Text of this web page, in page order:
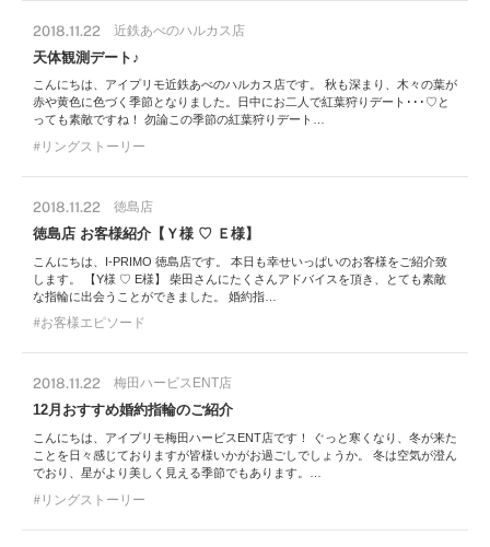
2018.11.22 近鉄あべのハルカス店
天体観測デート♪
こんにちは、アイプリモ近鉄あべのハルカス店です。 秋も深まり、木々の葉が
赤や黄色に色づく季節となりました。日中にお二人で紅葉狩りデート･･･♡と
っても素敵ですね！ 勿論この季節の紅葉狩りデート…
リングストーリー
2018.11.22 徳島店
徳島店 お客様紹介【Ｙ様 ♡ Ｅ様】
こんにちは、I-PRIMO 徳島店です。 本日も幸せいっぱいのお客様をご紹介致
します。 【Y様 ♡ E様】 柴田さんにたくさんアドバイスを頂き、とても素敵
な指輪に出会うことができました。 婚約指…
お客様エピソード
2018.11.22 梅田ハービスENT店
12月おすすめ婚約指輪のご紹介
こんにちは、アイプリモ梅田ハービスENT店です！ ぐっと寒くなり、冬が来た
ことを日々感じておりますが皆様いかがお過ごしでしょうか。 冬は空気が澄ん
でおり、星がより美しく見える季節でもあります。…
リングストーリー